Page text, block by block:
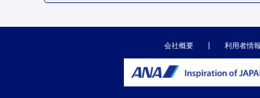
会社概要 利用者情